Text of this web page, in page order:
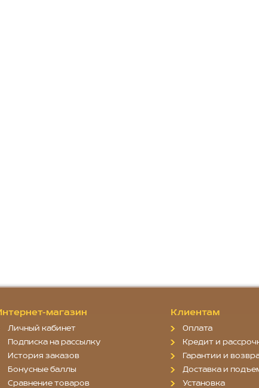
магазин
Личный кабинет
Подписка на рассылку
История заказов
Бонусные баллы
Сравнение товаров
Клиентам
Оплата
Кредит и
Гарантии и
Доставка и
Установка